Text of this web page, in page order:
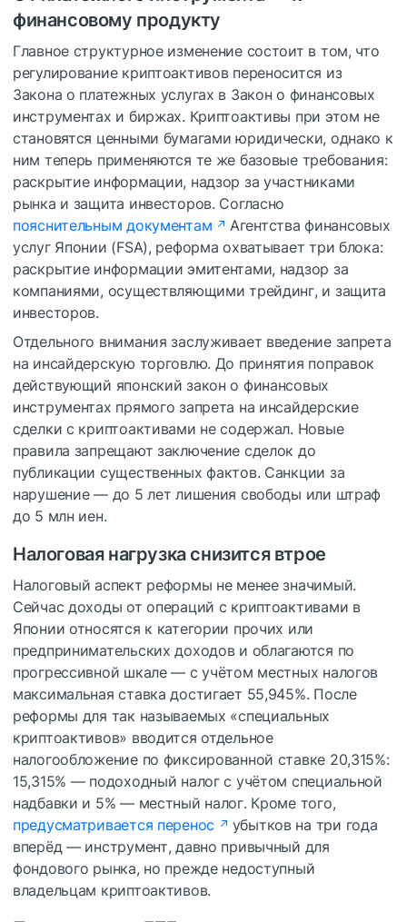
финансовому продукту
Главное структурное изменение состоит в том, что
регулирование криптоактивов переносится из
Закона о платежных услугах в Закон о финансовых
инструментах и биржах. Криптоактивы при этом не
становятся ценными бумагами юридически, однако к
ним теперь применяются те же базовые требования:
раскрытие информации, надзор за участниками
рынка и защита инвесторов. Согласно
пояснительным документам
Агентства финансовых
услуг Японии (FSA), реформа охватывает три блока:
раскрытие информации эмитентами, надзор за
компаниями, осуществляющими трейдинг, и защита
инвесторов.
Отдельного внимания заслуживает введение запрета
на инсайдерскую торговлю. До принятия поправок
действующий японский закон о финансовых
инструментах прямого запрета на инсайдерские
сделки с криптоактивами не содержал. Новые
правила запрещают заключение сделок до
публикации существенных фактов. Санкции за
нарушение — до 5 лет лишения свободы или штраф
до 5 млн иен.
Налоговая нагрузка снизится втрое
Налоговый аспект реформы не менее значимый.
Сейчас доходы от операций с криптоактивами в
Японии относятся к категории прочих или
предпринимательских доходов и облагаются по
прогрессивной шкале — с учётом местных налогов
максимальная ставка достигает 55,945%. После
реформы для так называемых «специальных
криптоактивов» вводится отдельное
налогообложение по фиксированной ставке 20,315%:
15,315% — подоходный налог с учётом специальной
надбавки и 5% — местный налог. Кроме того,
предусматривается перенос
убытков на три года
вперёд — инструмент, давно привычный для
фондового рынка, но прежде недоступный
владельцам криптоактивов.